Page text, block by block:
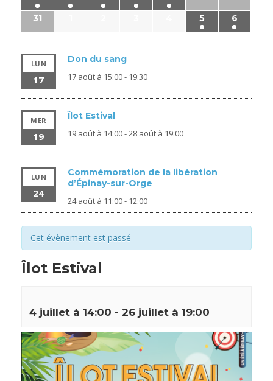
31
5 6
LUN
17
Don du sang
17 août à 15:00- 19:30
MER
19
Îlot Estival
19 août à 14:00-28 août à 19:00
LUN
24
Commémoration de la libération
d’Épinay-sur-Orge
24 août à 11:00- 12:00
Cet évènement est passé
Îlot Estival
4 juillet à 14:00 - 26 juillet à 19:00